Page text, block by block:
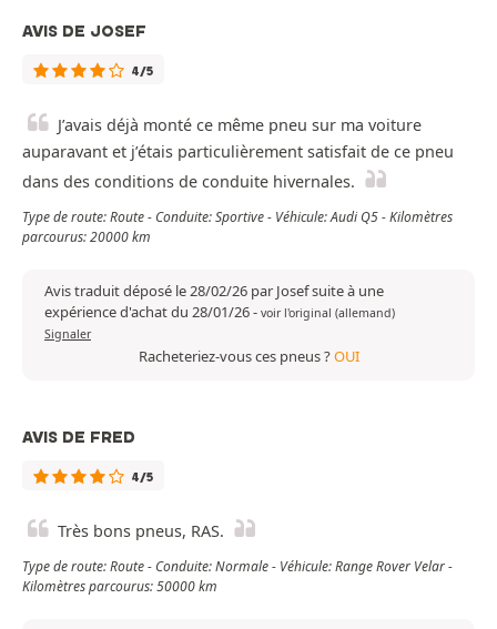
AVIS DE JOSEF
4/5
J’avais déjà monté ce même pneu sur ma voiture
auparavant et j’étais particulièrement satisfait de ce pneu
dans des conditions de conduite hivernales.
Type de route: Route - Conduite: Sportive - Véhicule: Audi Q5 - Kilomètres
parcourus: 20000 km
Avis traduit déposé le 28/02/26 par Josef suite à une
expérience d'achat du 28/01/26- voir l'original (allemand)
Signaler
Racheteriez-vous ces pneus ?OUI
AVIS DE FRED
4/5
Très bons pneus, RAS.
Type de route: Route - Conduite: Normale - Véhicule: Range Rover Velar -
Kilomètres parcourus: 50000 km